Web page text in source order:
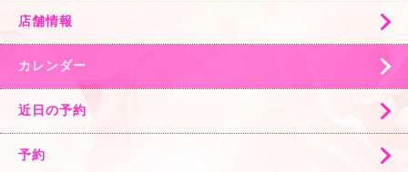
店舗情報
カレンダー
近日の予約
予約